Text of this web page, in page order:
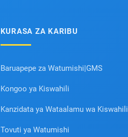
KURASA ZA KARIBU
Baruapepe za Watumishi|GMS
Kongoo ya Kiswahili
Kanzidata ya Wataalamu wa Kiswahili
Tovuti ya Watumishi